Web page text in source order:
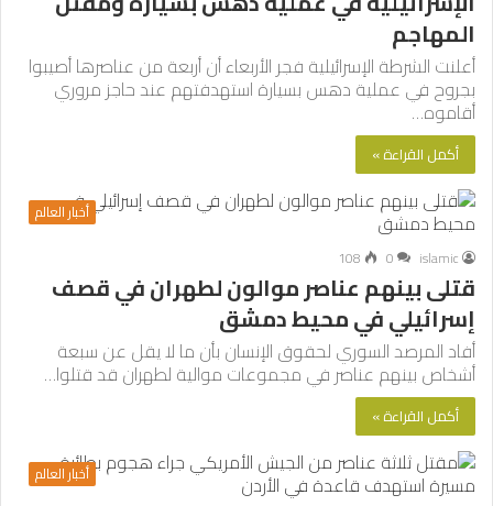
المهاجم
أعلنت الشرطة الإسرائيلية فجر الأربعاء أن أربعة من عناصرها أصيبوا
بجروح في عملية دهس بسيارة استهدفتهم عند حاجز مروري
أقاموه…
أكمل القراءة »
أخبار العالم
islamic
0
108
قتلى بينهم عناصر موالون لطهران في قصف
إسرائيلي في محيط دمشق
أفاد المرصد السوري لحقوق الإنسان بأن ما لا يقل عن سبعة
أشخاص بينهم عناصر في مجموعات موالية لطهران قد قتلوا…
أكمل القراءة »
أخبار العالم